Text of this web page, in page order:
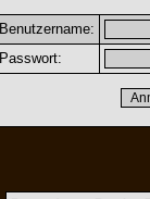
Benutzername:
Passwort: